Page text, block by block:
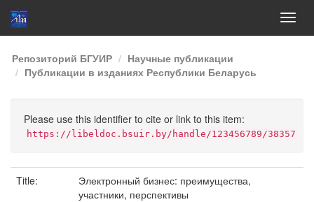
Skip
navigation
Репозиторий БГУИР
Научные публикации
Публикации в изданиях Республики Беларусь
Please use this identifier to cite or link to this item:
https://libeldoc.bsuir.by/handle/123456789/38357
Title:
Электронный бизнес: преимущества,
участники, перспективы